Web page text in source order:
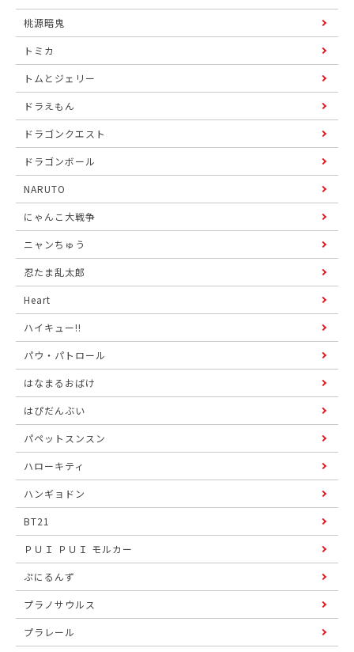
桃源暗鬼
トミカ
トムとジェリー
ドラえもん
ドラゴンクエスト
ドラゴンボール
NARUTO
にゃんこ大戦争
ニャンちゅう
忍たま乱太郎
Heart
ハイキュー!!
パウ・パトロール
はなまるおばけ
はぴだんぶい
パペットスンスン
ハローキティ
ハンギョドン
BT21
ＰＵＩ ＰＵＩ モルカー
ぷにるんず
プラノサウルス
プラレール